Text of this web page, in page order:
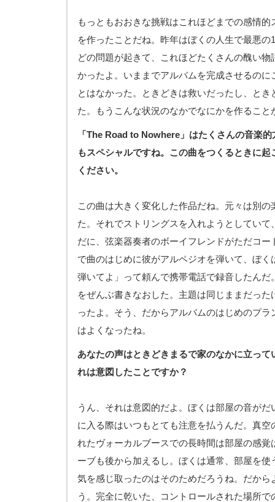
もっともおおきな挑戦はこれほどまでの感情
を作ったことだね。昨年はぼくの人生で最悪
どの問題が起きて、これほどたくさんの醜い
かったよ。いままでアルバムを完成させるのに
とはなかった。ときどきは救いだったし、と
た。もうこんな状況のなかでなにかを作ること
「The Road to Nowhere」はたくさんの音楽
もスペシャルですね。この曲をつくるときに
ください。
この曲は大きく変化した作品だね。元々は別
た。それでストリングスを入れようとしてい
だに、弦楽器奏者のボーイフレンドがただコ
で曲のはじめに彼がアルペジオを弾いて、ぼく
弾いてよ」って頼んで携帯電話で録音したんだ
をぜんぶ書きなおした。主題は同じままだっ
ったよ。そう、だからアルバムのはじめのプ
はよくなったね。
あなたの声はときどきまるで家のなかに立っ
れは意図したことですか？
うん、それは意図的だよ。ぼくは部屋の音が
に入る際はいつもとても注意を払うんだ。真
れたヴォーカルブースでの長時間は部屋の感
ーブも後から加えるし。ぼくは通常、部屋を
気を感じ取ったのはそのためだろうね。だから
う。完全に乾いた、コントロールされた場所